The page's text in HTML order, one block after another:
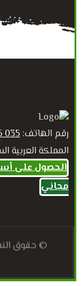
رقم الهاتف: 035 05 05 53 966+
المملكة العربية
الحصول على
مجاني
© حقوق النشر 2026. جميع الحقوق